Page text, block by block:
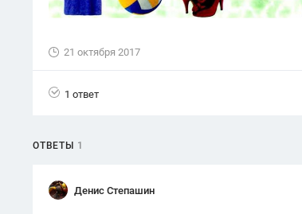
Spotlight
21 октября 2017
1 ответ
ОТВЕТЫ 1
Денис Степашин